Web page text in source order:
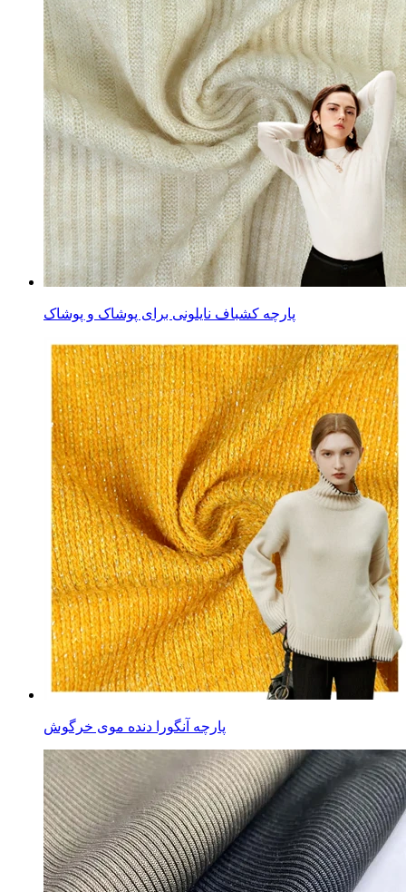
پارچه کشباف نایلونی برای پوشاک و پوشاک
پارچه آنگورا دنده موی خرگوش